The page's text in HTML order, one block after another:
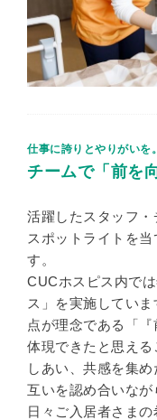
仕事に誇りとやりがいを。
チームで「前を
活躍したスタッフ
スポットライトを
す。
CUCホスピス内で
ス」を実施してい
点が理念である「
体現できたと思え
しあい、共感を集
互いを認め合いな
日々ご入居者さまの